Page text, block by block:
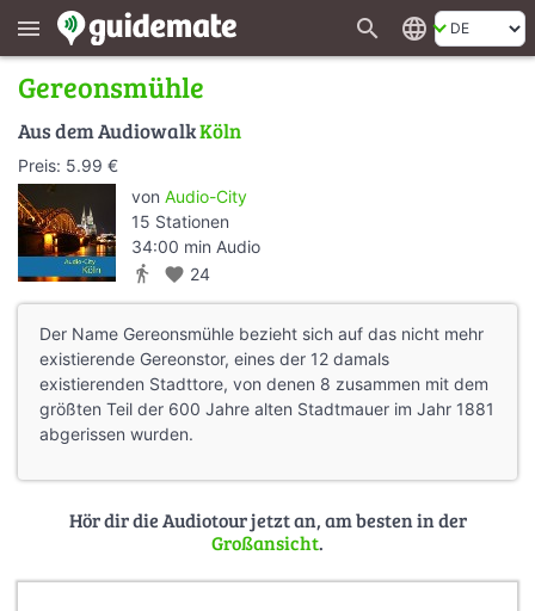
menu search language
Gereonsmühle
Aus dem AudiowalkKöln
Preis: 5.99 €
von Audio-City
15 Stationen
34:00 min Audio
directions_walk favorite 24
Der Name Gereonsmühle bezieht sich auf das nicht mehr
existierende Gereonstor, eines der 12 damals
existierenden Stadttore, von denen 8 zusammen mit dem
größten Teil der 600 Jahre alten Stadtmauer im Jahr 1881
abgerissen wurden.
Hör dir die Audiotour jetzt an, am besten in der
Großansicht.